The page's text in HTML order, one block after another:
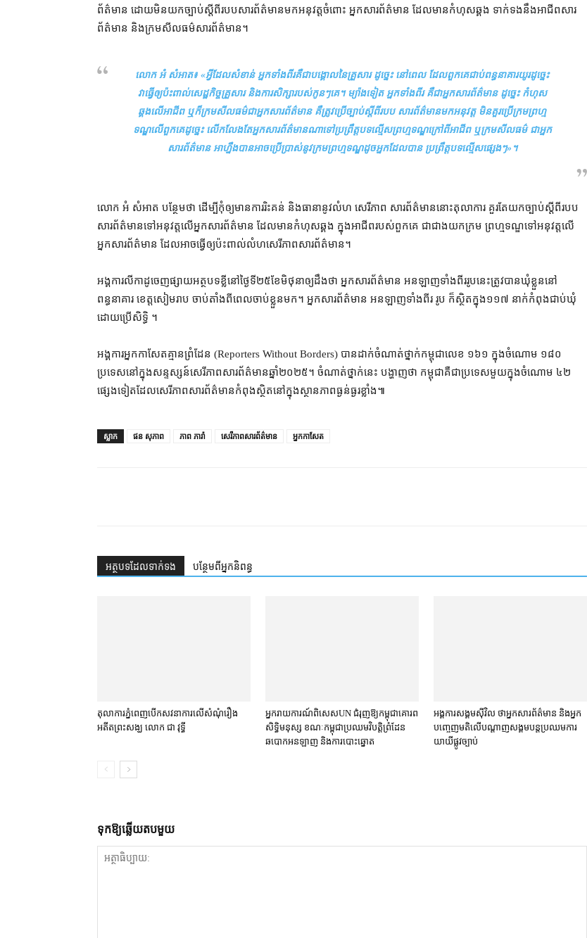
ព័ត៌មាន ដោយ​មិន​យក​ច្បាប់​ស្ដីពី​របប​សារព័ត៌​មាន​មក​អនុវត្ត​ចំពោះ អ្នកសារព័ត៌មាន ដែល​មាន​កំហុសឆ្គង ទាក់ទង​នឹង​អាជីព​សារ
ព័ត៌មាន និង​ក្រមសីលធម៌​សារព័ត៌មាន។
លោក អំ សំអាត៖ «​អ្វី​ដែល​សំខាន់ អ្នក​ទាំងពីរ​គឺជា​បង្គោល​នៃ​គ្រួសារ ដូច្នេះ នៅពេល ដែល​ពួកគេ​ជាប់ពន្ធនាគារ​យូរ​ដូច្នេះ​
វា​ធ្វើ​ឲ្យ​ប៉ះពាល់​សេដ្ឋកិច្ច​គ្រួសារ និង​ការសិក្សា​របស់​កូនៗ​គេ​។ ម្យ៉ាងទៀត អ្នក​ទាំងពីរ គឺជា​អ្នកសារព័ត៌មាន ដូច្នេះ កំហុស​
ឆ្គង​លើ​អាជីព ឬក៏​ក្រមសីលធម៌​ជា​អ្នកសារព័ត៌មាន គឺ​ត្រូវ​ប្រើ​ច្បាប់​ស្ដីពី​របប សារព័ត៌មាន​មក​អនុវត្ត មិន​គួរ​ប្រើ​ក្រមព្រហ្ម
ទណ្ឌ​លើ​ពួកគេ​ដូច្នេះ លើកលែងតែ​អ្នក​សារព័ត៌មាន​ណា​ទៅ​ប្រព្រឹត្ត​បទល្មើស​ព្រហ្មទណ្ឌ​ក្រៅពី​អាជីព ឬ​ក្រមសីលធម៌ ជា​អ្នក
សារព័ត៌មាន អាហ្នឹង​បាន​អាច​ប្រើប្រាស់​នូវ​ក្រមព្រហ្មទណ្ឌ​ដូច​អ្នក​ដែល​បាន ប្រព្រឹត្ត​បទល្មើស​ផ្សេងៗ»។
លោក អំ សំអាត បន្ថែម​ថា ដើម្បី​កុំ​ឲ្យ​មានការ​រិះគន់ និង​ធានា​នូវ​លំហ សេរីភាព សារព័ត៌មាន​នោះ​តុលាការ គួរតែ​យក​ច្បាប់​ស្ដីពី​របប​
សារព័ត៌មាន​ទៅ​អនុវត្ត​លើ​អ្នកសារព័ត៌មាន ដែល​មាន​កំហុសឆ្គង ក្នុង​អាជីព​របស់​ពួកគេ ជាជាង​យក​ក្រម ព្រហ្មទណ្ឌ​ទៅ​អនុវត្ត​លើ​
អ្នកសារព័ត៌មាន ដែល​អាច​ធ្វើ​ឲ្យ​ប៉ះពាល់​លំហ​សេរីភាព​សារព័ត៌មាន។
អង្គការ​លីកាដូ​ចេញផ្សាយ​អត្ថបទ​ខ្លី​នៅ​ថ្ងៃទី​២៥​ខែមិថុនា​ឲ្យ​ដឹង​ថា អ្នកសារព័ត៌មាន អន​ឡាញ​ទាំងពីរ​រូបនេះ​ត្រូវ​បាន​ឃុំខ្លួន​នៅ​
ពន្ធនាគារ ខេត្តសៀមរាប ចាប់តាំងពី​ពេល​ចាប់ខ្លួន​មក​។ អ្នកសារព័ត៌មាន អនឡាញ​ទាំងពីរ រូប ក៏​សិ្ថត​ក្នុង​១១៧ នាក់​កំពុង​ជាប់ឃុំ​
ដោយ​ប្រើ​សិទ្ធិ ។​
អង្គការ​អ្នកកាសែត​គ្មាន​ព្រំដែន (Reporters Without Borders) បាន​ដាក់​ចំណាត់ថ្នាក់​កម្ពុជា​លេខ ១៦១ ក្នុងចំណោម ១៨០
ប្រទេស​នៅក្នុង​សន្ទស្សន៍​សេរីភាព​សារព័ត៌មាន​ឆ្នាំ​២០២៥​។ ចំណាត់ថ្នាក់​នេះ បង្ហាញថា កម្ពុជា​គឺជា​ប្រទេស​មួយ​ក្នុងចំណោម ៤២
ផ្សេងទៀត​ដែល​សេរីភាព​សារព័ត៌មាន​កំពុង​ស្ថិត​នៅក្នុង​ស្ថានភាព​ធ្ងន់ធ្ងរ​ខ្លាំង៕
ស្លាក ផន សុភាព ភាព ភារ៉ា សេរីភាពសារព័ត៌មាន អ្នកកាសែត
អត្ថបទ​ដែល​ទាក់ទង បន្ថែម​ពី​អ្នកនិពន្ធ
តុលាការ​ភ្នំពេញ​​បើកសវនាការ​លើ​សំណុំរឿង​​
អតីត​ព្រះសង្ឃ លោក ជា វុទ្ធី
អ្នករាយការណ៍​ពិសេស​UN ជំរុញឱ្យ​កម្ពុជា​គោរព​
សិទ្ធិមនុស្ស ខណៈ​កម្ពុជា​ប្រឈម​វិបត្តិ​ព្រំដែន
ឆបោក​អន​ឡាញ និង​ការបោះឆ្នោត​
អង្គការ​សង្គម​ស៊ីវិល ថា​អ្នកសារព័ត៌មាន និង​អ្នក​
បញ្ចេញមតិ​លើ​បណ្ដាញ​សង្គម​បន្ត​ប្រឈម​ការ​
យាយី​ផ្លូវច្បាប់
ទុក​ឱ្យ​ឆ្លើយ​តប​មួយ